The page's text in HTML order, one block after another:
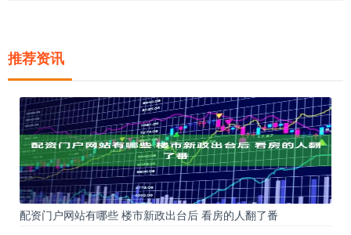
推荐资讯
配资门户网站有哪些 楼市新政出台后 看房的人翻了番